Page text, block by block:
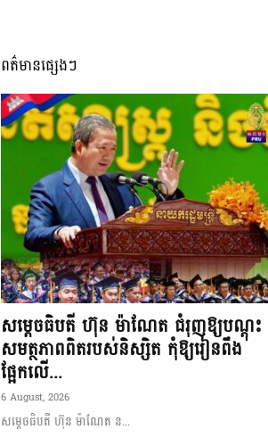
ពត៌មានផ្សេងៗ
សម្តេចធិបតី ហ៊ុន ម៉ាណែត ជំរុញឱ្យបណ្តុះ
សមត្ថភាពពិតរបស់និស្សិត កុំឱ្យរៀនពឹង
ផ្អែកលើ...
6 August, 2026
សម្តេចធិបតី ហ៊ុន ម៉ាណែត ន...